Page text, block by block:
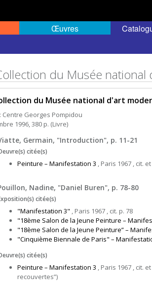
Œuvres
du Musée
du Musée national d'art
Centre Georges Pompidou
1996, 380 p. (Livre)
Germain, "Introduction", p. 11-21
citée(s)
Peinture – Manifestation 3 , Paris 1967 , cit.
Nadine, "Daniel Buren", p. 78-80
citée(s)
"Manifestation 3" , Paris 1967 , cit. p. 78
"18ème Salon de la Jeune Peinture –
"18ème Salon de la Jeune Peinture” –
"Cinquième Biennale de Paris" –
citée(s)
Peinture – Manifestation 3 , Paris 1967 , cit.
recouvertes”)